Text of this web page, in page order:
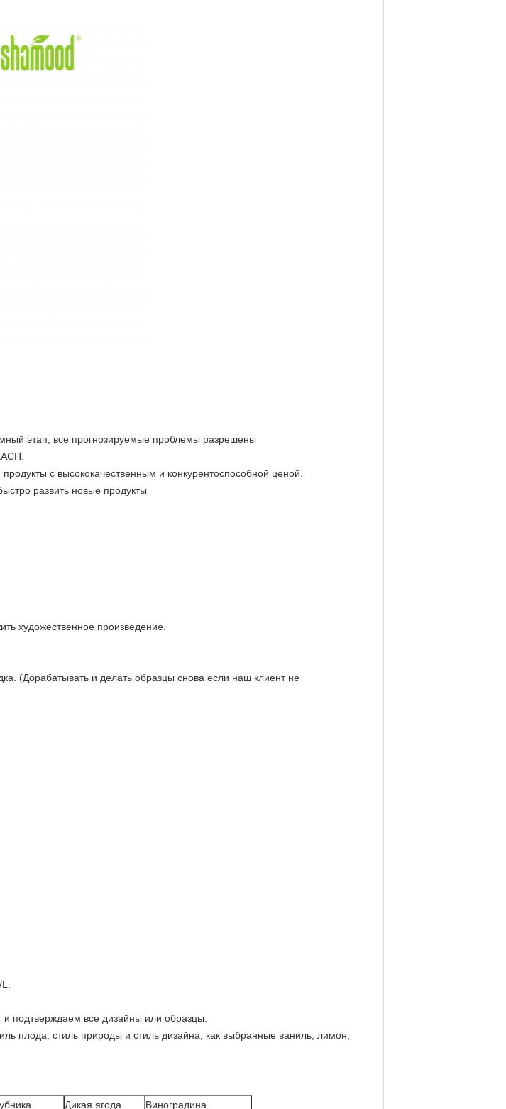
этап, все прогнозируемые проблемы разрешены
с высококачественным и конкурентоспособной ценой.
развить новые продукты
художественное произведение.
(Дорабатывать и делать образцы снова если наш клиент не
и подтверждаем все дизайны или образцы.
плода, стиль природы и стиль дизайна, как выбранные ваниль, лимон,
Дикая ягода Виноградина